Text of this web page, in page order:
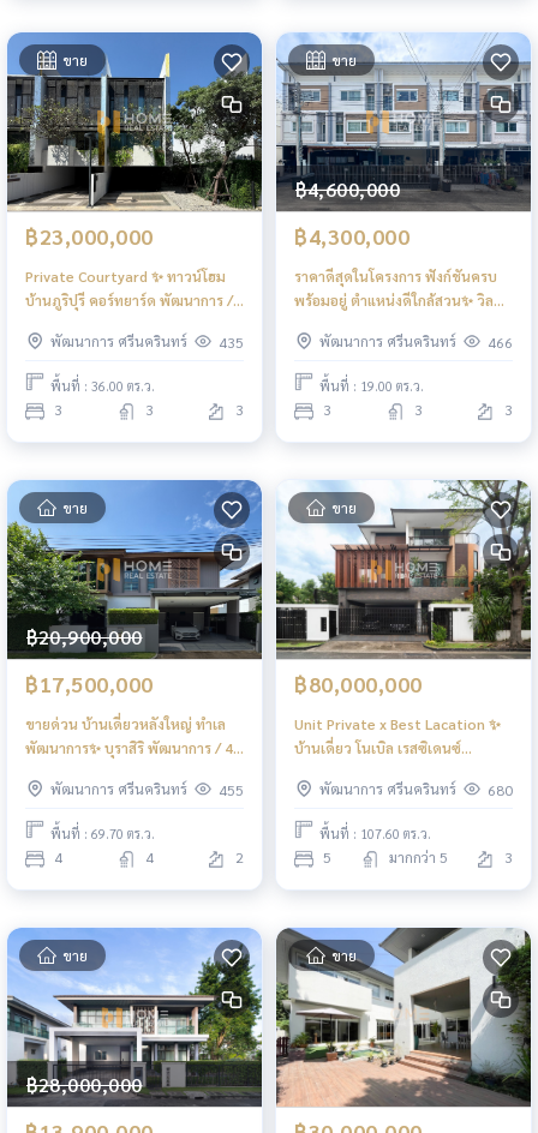
ขาย
฿23,000,000
Private Courtyard ✨ ทาวน์โฮม
บ้านภูริปุรี คอร์ทยาร์ด พัฒนาการ /
Courtyard Pattanakarn /
Townhome 3 Bedrooms (FOR
SALE) FON258
พัฒนาการ ศรีนครินทร์ 435
พื้นที่ : 36.00 ตร.ว.
3 3 3
ขาย
฿4,600,000
฿4,300,000
ราคาดีสุดในโครงการ ฟังก์ชันครบ
พร้อมอยู่ ตำแหน่งดีใกล้สวน✨ วิล
(ขาย), Villette City Pattanakarn
/ Townhome 3 Bedrooms (FOR
SALE) FON179
พัฒนาการ ศรีนครินทร์ 466
พื้นที่ : 19.00 ตร.ว.
3 3 3
ขาย
฿20,900,000
฿17,500,000
ขายด่วน บ้านเดี่ยวหลังใหญ่ ทำเล
พัฒนาการ✨ บุราสิริ พัฒนาการ / 4
Pattanakarn / 4 Bedrooms (FOR
SALE) FON250
พัฒนาการ ศรีนครินทร์ 455
พื้นที่ : 69.70 ตร.ว.
4 4 2
ขาย
฿80,000,000
Unit Private x Best Lacation ✨
บ้านเดี่ยว โนเบิล เรสซิเดนซ์
Noble Residence Pattanakarn /
Detached House 5 Bedrooms
(FOR SALE) PALM894
พัฒนาการ ศรีนครินทร์ 680
พื้นที่ : 107.60 ตร.ว.
5 มากกว่า 5 3
ขาย
฿28,000,000
ขาย